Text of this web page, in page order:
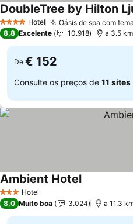
4 EstrelasHotel Oásis de spa com
DoubleTree by Hilton
8,8 Excelente 10.918 a 3.5
De € 152
Consulte os preços de 11 sites
3 EstrelasHotel
Ambient HotelVer preços
8,0 Muito boa 3.024 a 11.3